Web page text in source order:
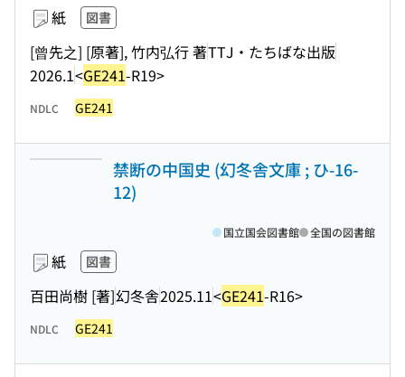
紙 図書
[曾先之] [原著], 竹内弘行 著TTJ・たちばな出版
2026.1<GE241-R19>
NDLC GE241
禁断の中国史 (幻冬舎文庫 ; ひ-16-
12)
紙 図書
百田尚樹 [著]幻冬舎2025.11<GE241-R16>
国立国会図書館 全国の図書館
NDLC GE241